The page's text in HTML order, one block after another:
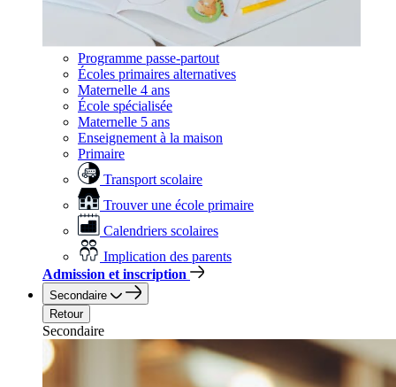
Programme passe-partout
Écoles primaires alternatives
Maternelle 4 ans
École spécialisée
Maternelle 5 ans
Enseignement à la maison
Primaire
Transport scolaire
Trouver une école primaire
Calendriers scolaires
Implication des parents
Admission et inscription
Secondaire
Retour
Secondaire